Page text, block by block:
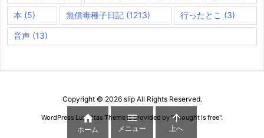
本 (5) 無償毒種子日記(1213) 行ったとこ (3)
音声 (13)
Copyright © 2026 slipAll Rights Reserved.
WordPress Luxeritas Theme is provided by "Thought is free".

ホーム

メニュー

上へ